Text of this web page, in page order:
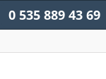
0 535 889 43 69